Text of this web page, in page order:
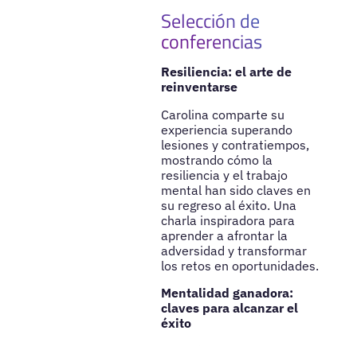
Selección de
conferencias
Resiliencia: el arte de
reinventarse
Carolina comparte su
experiencia superando
lesiones y contratiempos,
mostrando cómo la
resiliencia y el trabajo
mental han sido claves en
su regreso al éxito. Una
charla inspiradora para
aprender a afrontar la
adversidad y transformar
los retos en oportunidades.
Mentalidad ganadora:
claves para alcanzar el
éxito